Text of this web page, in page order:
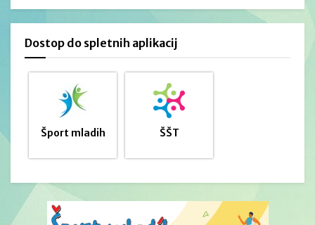
Dostop do spletnih aplikacij
Šport mladih ŠŠT